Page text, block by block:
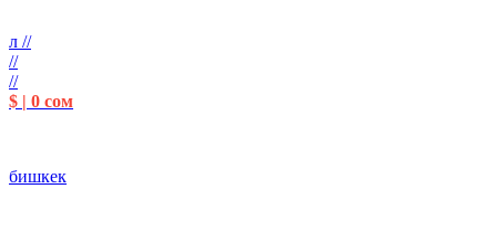
л //
//
//
$ | 0 сом
бишкек